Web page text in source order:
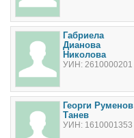
Габриела
Дианова
Николова
УИН: 2610000201
Георги Руменов
Танев
УИН: 1610001353